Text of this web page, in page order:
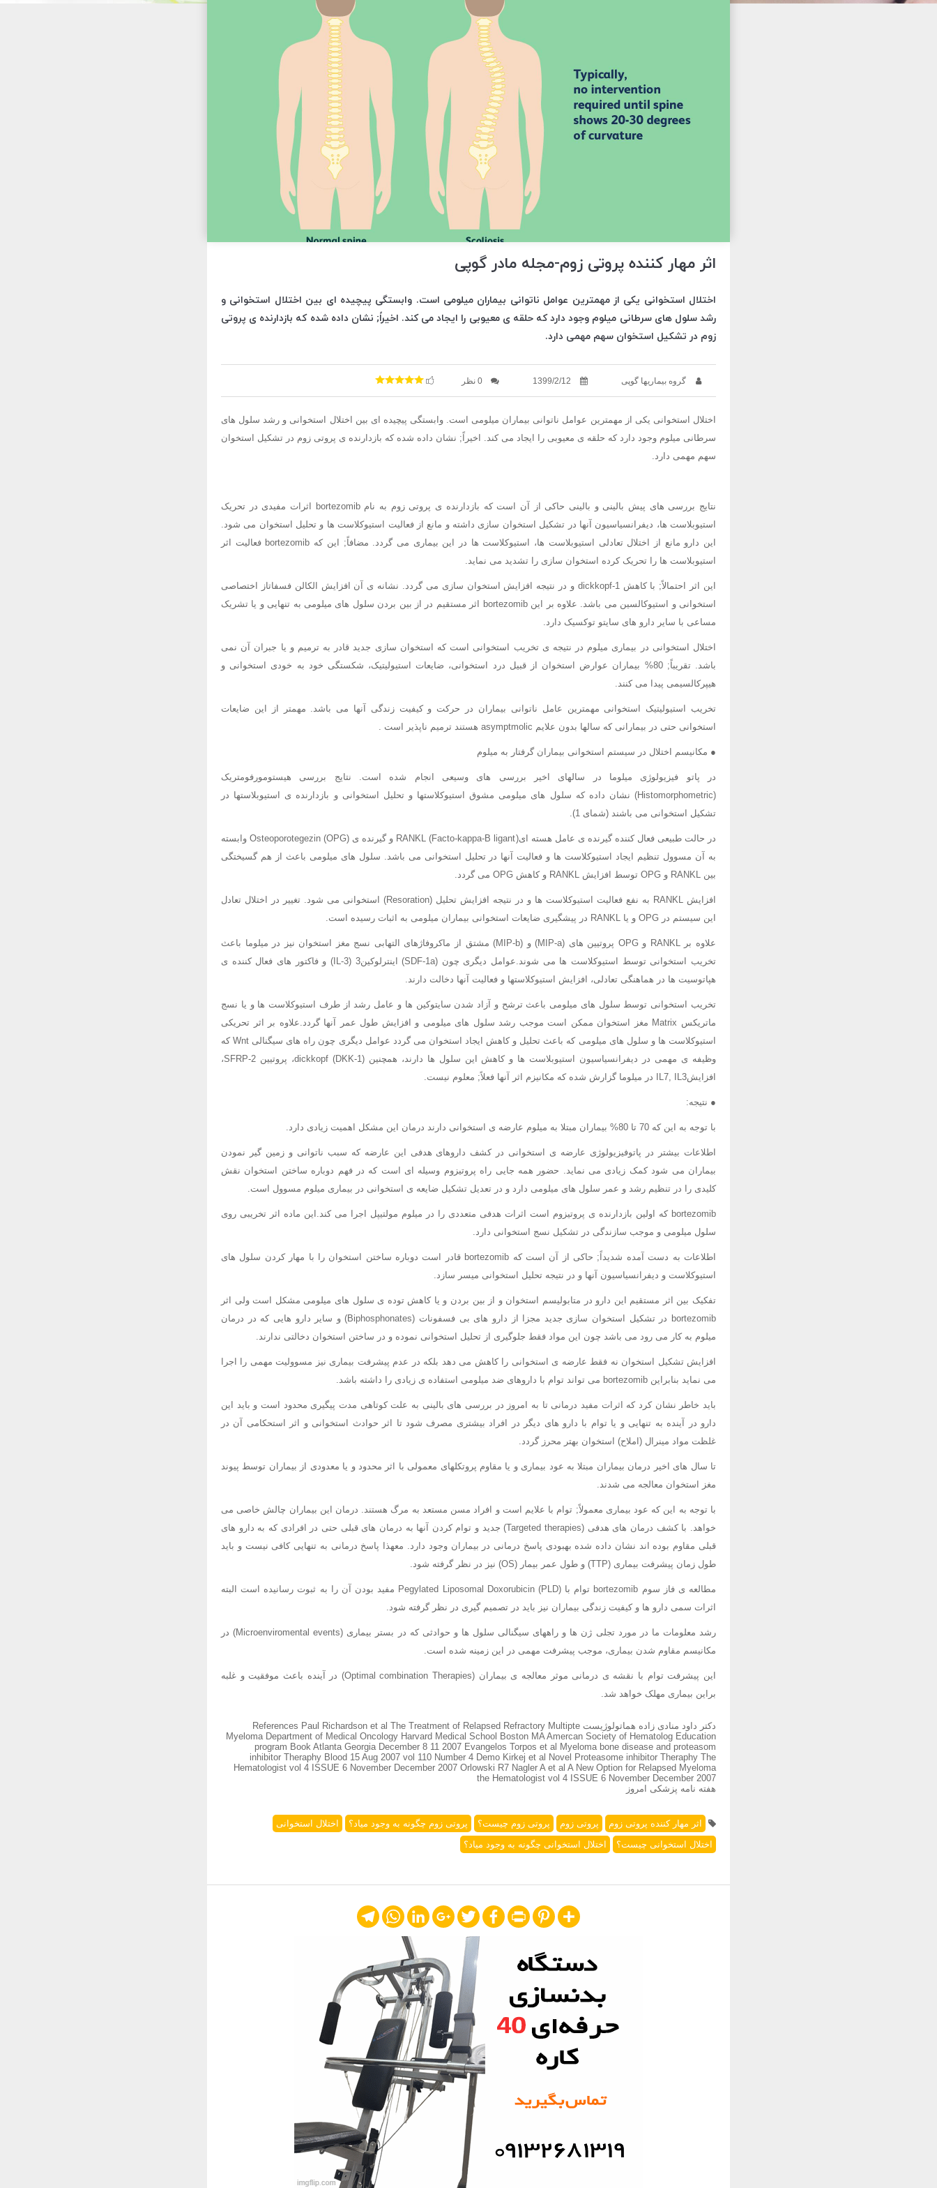
اثر مهار کننده پروتی زوم-مجله مادر گوپی
اختلال استخوانی یکی از مهمترین عوامل ناتوانی بیماران میلومی است. وابستگی پیچیده ای بین اختلال استخوانی و
رشد سلول های سرطانی میلوم وجود دارد که حلقه ی معیوبی را ایجاد می کند. اخیراً; نشان داده شده که بازدارنده ی پروتی
زوم در تشکیل استخوان سهم مهمی دارد.
گروه بیماریها گوپی 1399/2/12 0 نظر
اختلال استخوانی یکی از مهمترین عوامل ناتوانی بیماران میلومی است. وابستگی پیچیده ای بین اختلال استخوانی و رشد سلول های
سرطانی میلوم وجود دارد که حلقه ی معیوبی را ایجاد می کند. اخیراً; نشان داده شده که بازدارنده ی پروتی زوم در تشکیل استخوان
سهم مهمی دارد.
نتایج بررسی های پیش بالینی و بالینی حاکی از آن است که بازدارنده ی پروتی زوم به نام bortezomib اثرات مفیدی در تحریک
استیوبلاست ها، دیفرانسیاسیون آنها در تشکیل استخوان سازی داشته و مانع از فعالیت استیوکلاست ها و تحلیل استخوان می شود.
این دارو مانع از اختلال تعادلی استیوبلاست ها، استیوکلاست ها در این بیماری می گردد. مضافاً; این که bortezomib فعالیت اثر
استیوبلاست ها را تحریک کرده استخوان سازی را تشدید می نماید.
این اثر احتمالاً; با کاهش dickkopf-1 و در نتیجه افزایش استخوان سازی می گردد. نشانه ی آن افزایش الکالن فسفاتاز اختصاصی
استخوانی و استیوکالسین می باشد. علاوه بر این bortezomib اثر مستقیم در از بین بردن سلول های میلومی به تنهایی و یا تشریک
مساعی با سایر دارو های سایتو توکسیک دارد.
اختلال استخوانی در بیماری میلوم در نتیجه ی تخریب استخوانی است که استخوان سازی جدید قادر به ترمیم و یا جبران آن نمی
باشد. تقریباً; 80% بیماران عوارض استخوان از قبیل درد استخوانی، ضایعات استیولیتیک، شکستگی خود به خودی استخوانی و
هیپرکالسیمی پیدا می کنند.
تخریب استیولیتیک استخوانی مهمترین عامل ناتوانی بیماران در حرکت و کیفیت زندگی آنها می باشد. مهمتر از این ضایعات
استخوانی حتی در بیمارانی که سالها بدون علایم asymptmolic هستند ترمیم ناپذیر است .
● مکانیسم اختلال در سیستم استخوانی بیماران گرفتار به میلوم
در پاتو فیزیولوژی میلوما در سالهای اخیر بررسی های وسیعی انجام شده است. نتایج بررسی هیستومورفومتریک
(Histomorphometric) نشان داده که سلول های میلومی مشوق استیوکلاستها و تحلیل استخوانی و بازدارنده ی استیوبلاستها در
تشکیل استخوانی می باشند (شمای 1).
در حالت طبیعی فعال کننده گیرنده ی عامل هسته ای(Facto-kappa-B ligant) RANKL و گیرنده ی Osteoporotegezin (OPG) وابسته
به آن مسوول تنظیم ایجاد استیوکلاست ها و فعالیت آنها در تحلیل استخوانی می باشد. سلول های میلومی باعث از هم گسیختگی
بین RANKL و OPG توسط افزایش RANKL و کاهش OPG می گردد.
افزایش RANKL به نفع فعالیت استیوکلاست ها و در نتیجه افزایش تحلیل (Resoration) استخوانی می شود. تغییر در اختلال تعادل
این سیستم در OPG و یا RANKL در پیشگیری ضایعات استخوانی بیماران میلومی به اثبات رسیده است.
علاوه بر RANKL و OPG پروتیین های (MIP-a) و (MIP-b) مشتق از ماکروفاژهای التهابی نسج مغز استخوان نیز در میلوما باعث
تخریب استخوانی توسط استیوکلاست ها می شوند.عوامل دیگری چون (SDF-1a) اینترلوکین3 (IL-3) و فاکتور های فعال کننده ی
هپاتوسیت ها در هماهنگی تعادلی، افزایش استیوکلاستها و فعالیت آنها دخالت دارند.
تخریب استخوانی توسط سلول های میلومی باعث ترشح و آزاد شدن سایتوکین ها و عامل رشد از طرف استیوکلاست ها و یا نسج
ماتریکس Matrix مغز استخوان ممکن است موجب رشد سلول های میلومی و افزایش طول عمر آنها گردد.علاوه بر اثر تحریکی
استیوکلاست ها و سلول های میلومی که باعث تحلیل و کاهش ایجاد استخوان می گردد عوامل دیگری چون راه های سیگنالی Wnt که
وظیفه ی مهمی در دیفرانسیاسیون استیوبلاست ها و کاهش این سلول ها دارند، همچنین dickkopf (DKK-1)، پروتیین SFRP-2،
افزایشIL7, IL3 در میلوما گزارش شده که مکانیزم اثر آنها فعلاً; معلوم نیست.
● نتیجه:
با توجه به این که 70 تا 80% بیماران مبتلا به میلوم عارضه ی استخوانی دارند درمان این مشکل اهمیت زیادی دارد.
اطلاعات بیشتر در پاتوفیزیولوژی عارضه ی استخوانی در کشف داروهای هدفی این عارضه که سبب ناتوانی و زمین گیر نمودن
بیماران می شود کمک زیادی می نماید. حضور همه جایی راه پروتیزوم وسیله ای است که در فهم دوباره ساختن استخوان نقش
کلیدی را در تنظیم رشد و عمر سلول های میلومی دارد و در تعدیل تشکیل ضایعه ی استخوانی در بیماری میلوم مسوول است.
bortezomib که اولین بازدارنده ی پروتیزوم است اثرات هدفی متعددی را در میلوم مولتیپل اجرا می کند.این ماده اثر تخریبی روی
سلول میلومی و موجب سازندگی در تشکیل نسج استخوانی دارد.
اطلاعات به دست آمده شدیداً; حاکی از آن است که bortezomib قادر است دوباره ساختن استخوان را با مهار کردن سلول های
استیوکلاست و دیفرانسیاسیون آنها و در نتیجه تحلیل استخوانی میسر سازد.
تفکیک بین اثر مستقیم این دارو در متابولیسم استخوان و از بین بردن و یا کاهش توده ی سلول های میلومی مشکل است ولی اثر
bortezomib در تشکیل استخوان سازی جدید مجزا از دارو های بی فسفونات (Biphosphonates) و سایر دارو هایی که در درمان
میلوم به کار می رود می باشد چون این مواد فقط جلوگیری از تحلیل استخوانی نموده و در ساختن استخوان دخالتی ندارند.
افزایش تشکیل استخوان نه فقط عارضه ی استخوانی را کاهش می دهد بلکه در عدم پیشرفت بیماری نیز مسوولیت مهمی را اجرا
می نماید بنابراین bortezomib می تواند توام با داروهای ضد میلومی استفاده ی زیادی را داشته باشد.
باید خاطر نشان کرد که اثرات مفید درمانی تا به امروز در بررسی های بالینی به علت کوتاهی مدت پیگیری محدود است و باید این
دارو در آینده به تنهایی و یا توام با دارو های دیگر در افراد بیشتری مصرف شود تا اثر حوادث استخوانی و اثر استحکامی آن در
غلظت مواد مینرال (املاح) استخوان بهتر محرز گردد.
تا سال های اخیر درمان بیماران مبتلا به عود بیماری و یا مقاوم پروتکلهای معمولی با اثر محدود و یا معدودی از بیماران توسط پیوند
مغز استخوان معالجه می شدند.
با توجه به این که عود بیماری معمولاً; توام با علایم است و افراد مسن مستعد به مرگ هستند. درمان این بیماران چالش خاصی می
خواهد. با کشف درمان های هدفی (Targeted therapies) جدید و توام کردن آنها به درمان های قبلی حتی در افرادی که به دارو های
قبلی مقاوم بوده اند نشان داده شده بهبودی پاسخ درمانی در بیماران وجود دارد. معهذا پاسخ درمانی به تنهایی کافی نیست و باید
طول زمان پیشرفت بیماری (TTP) و طول عمر بیمار (OS) نیز در نظر گرفته شود.
مطالعه ی فاز سوم bortezomib توام با (PLD) Pegylated Liposomal Doxorubicin مفید بودن آن را به ثبوت رسانیده است البته
اثرات سمی دارو ها و کیفیت زندگی بیماران نیز باید در تصمیم گیری در نظر گرفته شود.
رشد معلومات ما در مورد تجلی ژن ها و راههای سیگنالی سلول ها و حوادثی که در بستر بیماری (Microenviromental events) در
مکانیسم مقاوم شدن بیماری، موجب پیشرفت مهمی در این زمینه شده است.
این پیشرفت توام با نقشه ی درمانی موثر معالجه ی بیماران (Optimal combination Therapies) در آینده باعث موفقیت و غلبه
براین بیماری مهلک خواهد شد.
دکتر داود منادی زاده هماتولوژیست References Paul Richardson et al The Treatment of Relapsed Refractory Multipte
Myeloma Department of Medical Oncology Harvard Medical School Boston MA Amercan Society of Hematolog Education
program Book Atlanta Georgia December 8 11 2007 Evangelos Torpos et al Myeloma bone disease and proteasom
inhibitor Theraphy Blood 15 Aug 2007 vol 110 Number 4 Demo Kirkej et al Novel Proteasome inhibitor Theraphy The
Hematologist vol 4 ISSUE 6 November December 2007 Orlowski R7 Nagler A et al A New Option for Relapsed Myeloma
the Hematologist vol 4 ISSUE 6 November December 2007
هفته نامه پزشکی امروز
اثر مهار کننده پروتی زوم پروتی زوم پروتی زوم چیست؟ پروتی زوم چگونه به وجود میاد؟
اختلال استخوانی
اختلال استخوانی چیست؟
اختلال استخوانی چگونه به وجود میاد؟
Share
Pinterest
Print
Facebook
Twitter
Google+
LinkedIn
WhatsApp
Telegram